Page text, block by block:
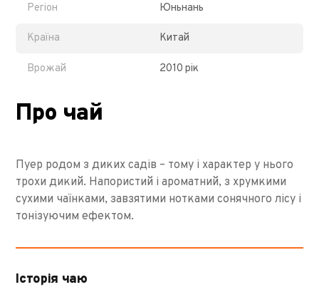
Регіон Юньнань
Країна Китай
Врожай 2010 рік
Про чай
Пуер родом з диких садів – тому і характер у нього
трохи дикий. Напористий і ароматний, з хрумкими
сухими чаїнками, завзятими нотками сонячного лісу і
тонізуючим ефектом.
Історія чаю